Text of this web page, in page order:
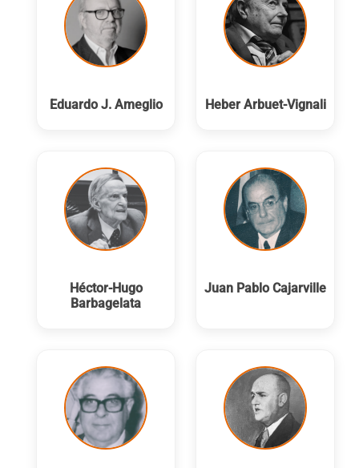
Eduardo J. Ameglio Heber Arbuet-Vignali
Héctor-Hugo
Barbagelata
Juan Pablo Cajarville